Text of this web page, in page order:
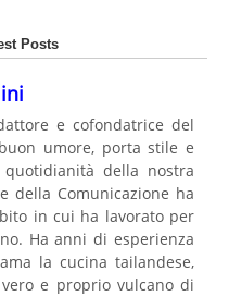
Posts
e cofondatrice del
umore, porta stile e
della nostra
della Comunicazione ha
in cui ha lavorato per
Ha anni di esperienza
la cucina tailandese,
e proprio vulcano di